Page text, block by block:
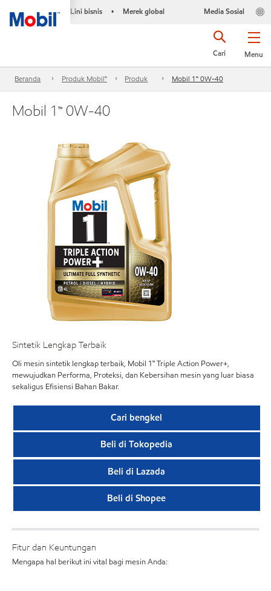
Lini bisnis • Merek global Media Sosial
Menu
Cari
Beranda Produk Mobil™ Produk Mobil 1™ 0W-40
Mobil 1™ 0W-40
Sintetik Lengkap Terbaik
Oli mesin sintetik lengkap terbaik, Mobil 1™ Triple Action Power+,
mewujudkan Performa, Proteksi, dan Kebersihan mesin yang luar biasa
sekaligus Efisiensi Bahan Bakar.
Cari bengkel
Beli di Tokopedia
Beli di Lazada
Beli di Shopee
Fitur dan Keuntungan
Mengapa hal berikut ini vital bagi mesin Anda: